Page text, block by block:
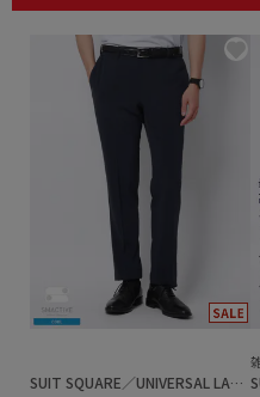
SUIT SQUARE／UNIVERSAL LANGUAGE